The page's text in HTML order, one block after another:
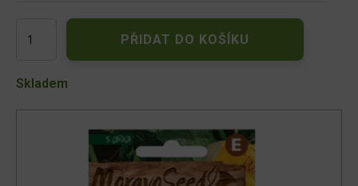
plazivá
JARRAHDALE
67107
PŘIDAT DO KOŠÍKU
Skladem